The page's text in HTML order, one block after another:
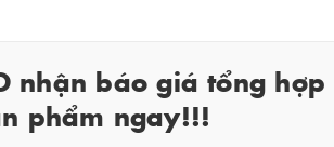
nhận báo giá tổng hợp
phẩm ngay!!!